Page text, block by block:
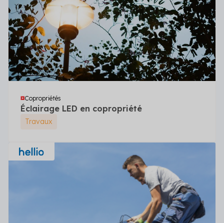
Copropriétés
Éclairage LED en copropriété
Travaux